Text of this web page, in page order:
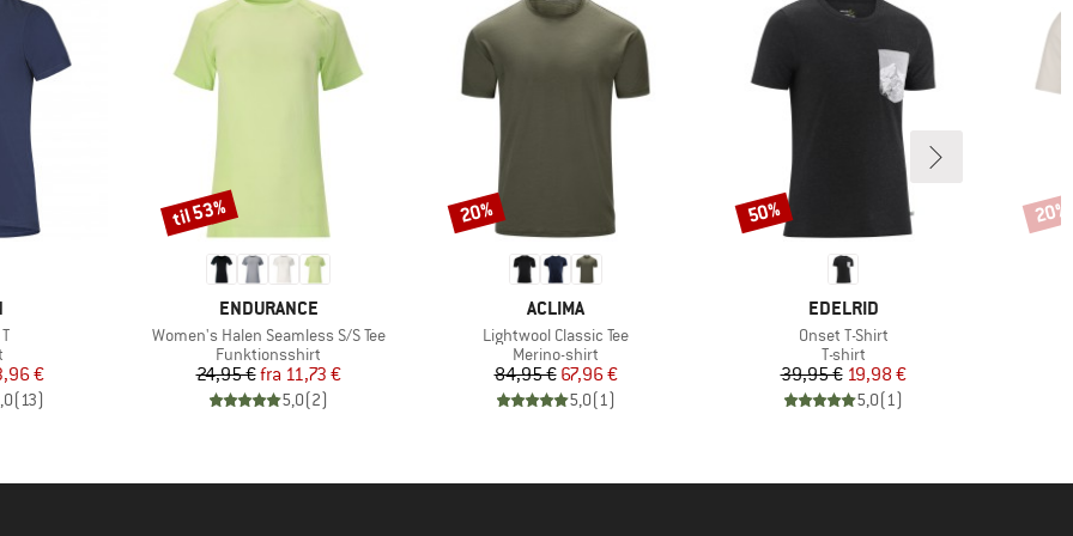
pris
€
(13)
MÆRKE
ENDURANCE
Artikel
Women's Halen Seamless S/S Tee
Produktgruppe
Funktionsshirt
Pris
24,95 € Nedsat pris
fra 11,73 €
5,0(2)
Rabat
til 53%
MÆRKE
ACLIMA
Artikel
Lightwool Classic Tee
Produktgruppe
Merino-shirt
Pris
84,95 €Nedsat pris
67,96 €
5,0(1)
Rabat
20%
MÆRKE
EDELRID
Artikel
Onset T-Shirt
Produktgruppe
T-shirt
Pris
39,95 €Nedsat pris
19,98 €
5,0(1)
Rabat
50% Rabat
20%